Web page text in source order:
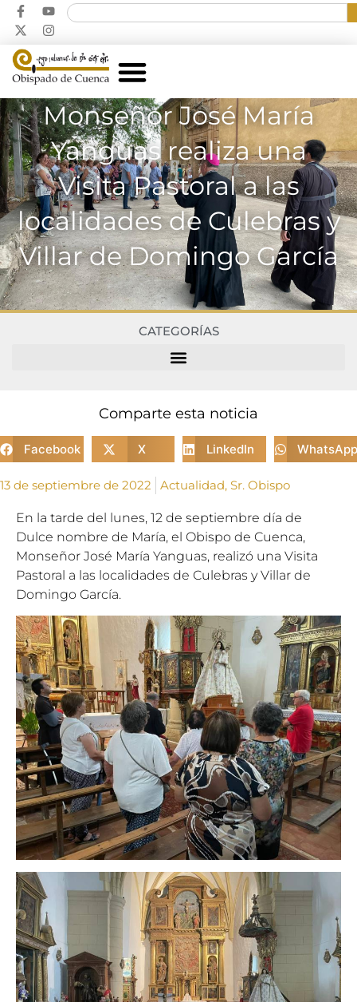
Monseñor José María
Yanguas realiza una
Visita Pastoral a las
localidades de Culebras y
Villar de Domingo García
CATEGORÍAS
Comparte esta noticia
Facebook X LinkedIn WhatsApp
13 de septiembre de 2022 Actualidad, Sr. Obispo
En la tarde del lunes, 12 de septiembre día de
Dulce nombre de María, el Obispo de Cuenca,
Monseñor José María Yanguas, realizó una Visita
Pastoral a las localidades de Culebras y Villar de
Domingo García.